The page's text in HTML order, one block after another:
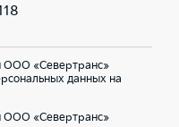
«Севертранс»
данных на
«Севертранс»